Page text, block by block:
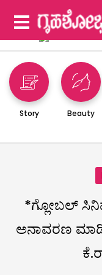
Story Beauty
*ಗ್ಲೋಬಲ್
ಅನಾವರಣ